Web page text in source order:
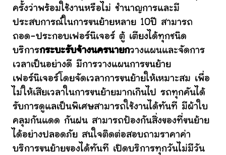
ครั้งว่าพร้อมใช้งานหรือไม่ ชำนาญการและมี
ประสบการณ์ในการขนย้ายหลาย 10ปี สามารถ
ถอด-ประกอบเฟอร์นิเจอร์ ตู้ เตียงได้ทุกชนิด
บริการกระบะรับจ้างนครนายกวางแผนและจัดการ
เวลาเป็นอย่างดี มีการวางแผนการขนย้าย
เฟอร์นิเจอร์โดยจัดเวลาการขนย้ายให้เหมาะสม เพื่อ
ไม่ให้เสียเวลาในการขนย้ายมากเกินไป รถทุกคันได้
รับการดูแลเป็นพิเศษสามารถใช้งานได้ทันที มีผ้าใบ
คลุมกันแดด กันฝน สามารถป้องกันสิ่งของที่ขนย้าย
ได้อย่างปลอดภัย สนใจติดต่อสอบถามราคาค่า
บริการขนย้ายของได้ทันที เปิดบริการทุกวันไม่มีวัน